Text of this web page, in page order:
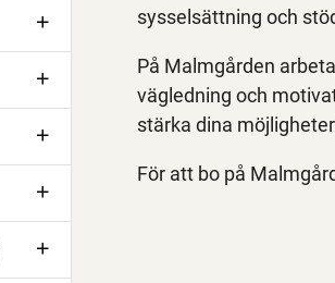
sysselsättning och
På Malmgården
vägledning och
stärka dina
För att bo på